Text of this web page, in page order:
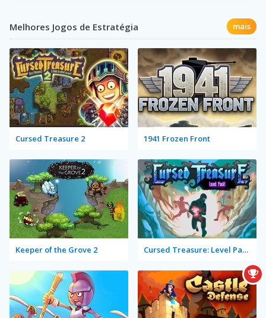
Melhores Jogos de Estratégia mais
Cursed Treasure 2 1941 Frozen Front
Keeper of the Grove 2 Cursed Treasure: Level Pack!